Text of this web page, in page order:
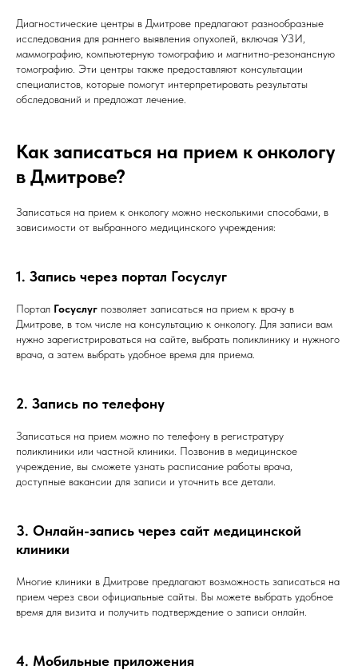
Диагностические центры в Дмитрове предлагают разнообразные
исследования для раннего выявления опухолей, включая УЗИ,
маммографию, компьютерную томографию и магнитно-резонансную
томографию. Эти центры также предоставляют консультации
специалистов, которые помогут интерпретировать результаты
обследований и предложат лечение.
Как записаться на прием к онкологу
в Дмитрове?
Записаться на прием к онкологу можно несколькими способами, в
зависимости от выбранного медицинского учреждения:
1. Запись через портал Госуслуг
Портал Госуслуг позволяет записаться на прием к врачу в
Дмитрове, в том числе на консультацию к онкологу. Для записи вам
нужно зарегистрироваться на сайте, выбрать поликлинику и нужного
врача, а затем выбрать удобное время для приема.
2. Запись по телефону
Записаться на прием можно по телефону в регистратуру
поликлиники или частной клиники. Позвонив в медицинское
учреждение, вы сможете узнать расписание работы врача,
доступные вакансии для записи и уточнить все детали.
3. Онлайн-запись через сайт медицинской
клиники
Многие клиники в Дмитрове предлагают возможность записаться на
прием через свои официальные сайты. Вы можете выбрать удобное
время для визита и получить подтверждение о записи онлайн.
4. Мобильные приложения